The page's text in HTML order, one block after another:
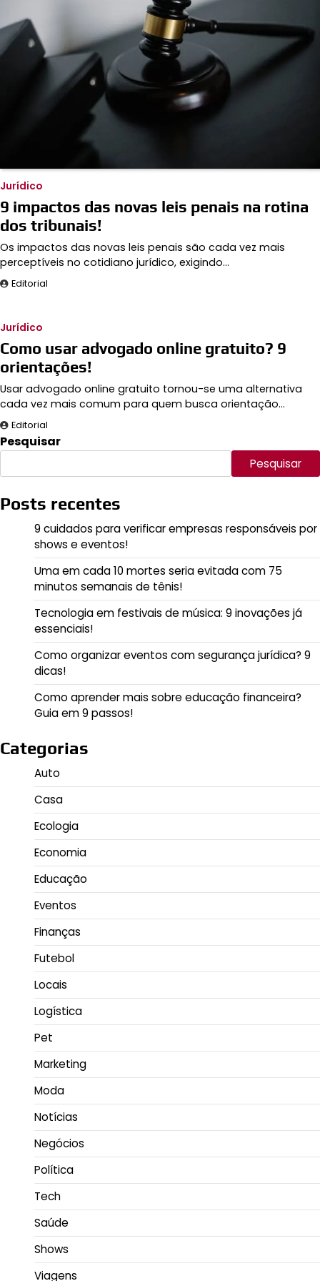
Jurídico
9 impactos das novas leis penais na rotina
dos tribunais!
Os impactos das novas leis penais são cada vez mais
perceptíveis no cotidiano jurídico, exigindo…
Editorial
Jurídico
Como usar advogado online gratuito? 9
orientações!
Usar advogado online gratuito tornou-se uma alternativa
cada vez mais comum para quem busca orientação…
Editorial
Pesquisar
Pesquisar
Posts recentes
9 cuidados para verificar empresas responsáveis por
shows e eventos!
Uma em cada 10 mortes seria evitada com 75
minutos semanais de tênis!
Tecnologia em festivais de música: 9 inovações já
essenciais!
Como organizar eventos com segurança jurídica? 9
dicas!
Como aprender mais sobre educação financeira?
Guia em 9 passos!
Categorias
Auto
Casa
Ecologia
Economia
Educação
Eventos
Finanças
Futebol
Locais
Logística
Pet
Marketing
Moda
Notícias
Negócios
Política
Tech
Saúde
Shows
Viagens